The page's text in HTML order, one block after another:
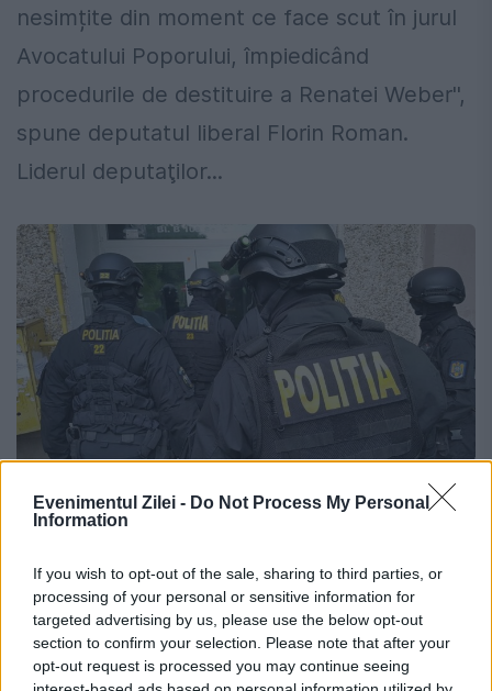
Evenimentul Zilei - Do Not Process My Personal
Information
If you wish to opt-out of the sale, sharing to third parties, or
processing of your personal or sensitive information for
targeted advertising by us, please use the below opt-out
section to confirm your selection. Please note that after your
opt-out request is processed you may continue seeing
nesimțite din moment ce face scut în jurul
Avocatului Poporului, împiedicând
procedurile de destituire a Renatei Weber'',
spune deputatul liberal Florin Roman.
Liderul deputaţilor...
Cutremur în Poliția Capitalei. Șeful
unui serviciu important, inculpat
pentru corupție
20 IUNIE 2020
Șeful Serviciului de Investigare a